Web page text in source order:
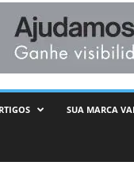
SUA MARCA